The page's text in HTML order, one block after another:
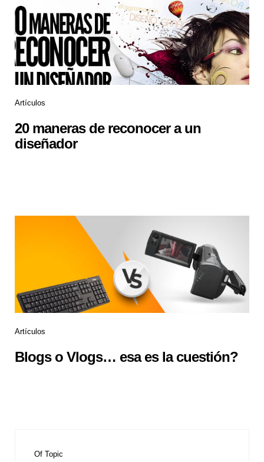
Artículos
20 maneras de reconocer a un
diseñador
Artículos
Blogs o Vlogs… esa es la cuestión?
Of Topic